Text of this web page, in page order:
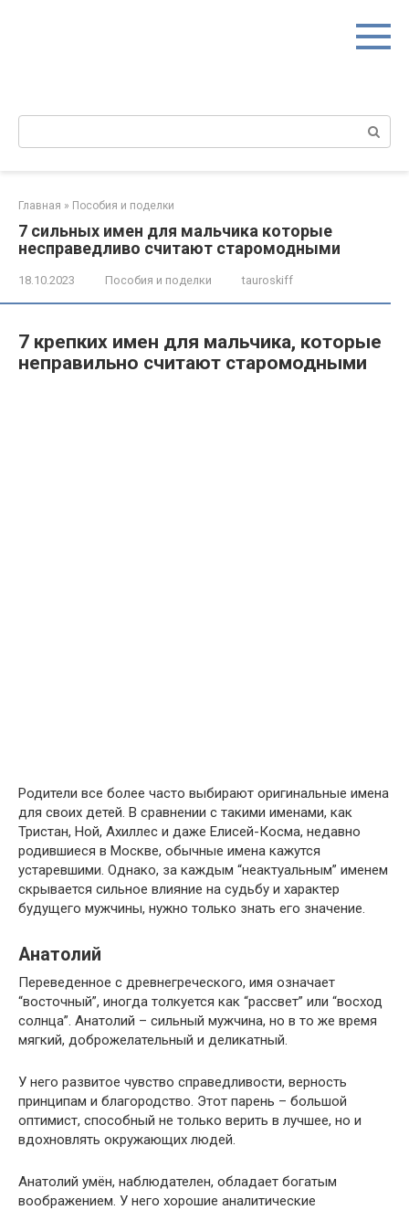
Поиск:
Главная » Пособия и поделки
7 сильных имен для мальчика которые
несправедливо считают старомодными
18.10.2023 Пособия и поделки tauroskiff
7 крепких имен для мальчика, которые
неправильно считают старомодными
Родители все более часто выбирают оригинальные имена
для своих детей. В сравнении с такими именами, как
Тристан, Ной, Ахиллес и даже Елисей-Косма, недавно
родившиеся в Москве, обычные имена кажутся
устаревшими. Однако, за каждым “неактуальным” именем
скрывается сильное влияние на судьбу и характер
будущего мужчины, нужно только знать его значение.
Анатолий
Переведенное с древнегреческого, имя означает
“восточный”, иногда толкуется как “рассвет” или “восход
солнца”. Анатолий – сильный мужчина, но в то же время
мягкий, доброжелательный и деликатный.
У него развитое чувство справедливости, верность
принципам и благородство. Этот парень – большой
оптимист, способный не только верить в лучшее, но и
вдохновлять окружающих людей.
Анатолий умён, наблюдателен, обладает богатым
воображением. У него хорошие аналитические